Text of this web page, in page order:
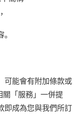
可能會有附加條款或
「服務」一併提
即成為您與我們所訂